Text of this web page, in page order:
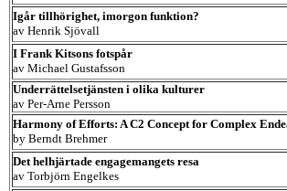
Igår tillhörighet, imorgon funktion?
av Henrik Sjövall
I Frank Kitsons fotspår
av Michael Gustafsson
Underrättelsetjänsten i olika kulturer
av Per-Arne Persson
Harmony of Efforts: A C2 Concept for Complex
by Berndt Brehmer
Det helhjärtade engagemangets resa
av Torbjörn Engelkes